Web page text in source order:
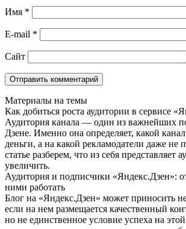
Имя *
E-mail *
Сайт
Материалы на темы
Как добиться роста аудитории в сервисе
Аудитория канала — один из важнейших
Дзене. Именно она определяет, какой
деньги, а на какой рекламодатели даже не
статье разберем, что из себя представляет
увеличить.
Аудитория и подписчики «Яндекс.Дзен»:
ними работать
Блог на «Яндекс.Дзен» может приносить
если на нем размещается качественный
но не единственное условие успеха на